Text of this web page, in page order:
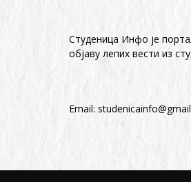
Студеница Инфо је
објaву лепих вести из
Email: